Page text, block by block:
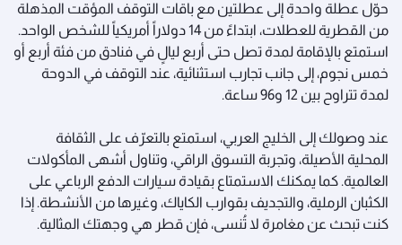
حوّل عطلة واحدة إلى عطلتين مع باقات التوقف المؤقت المذهلة
من القطرية للعطلات، ابتداءً من 14 دولاراً أمريكياً للشخص الواحد.
استمتع بالإقامة لمدة تصل حتى أربع ليالٍ في فنادق من فئة أربع أو
خمس نجوم، إلى جانب تجارب استثنائية، عند التوقف في الدوحة
لمدة تتراوح بين 12 و96 ساعة.
عند وصولك إلى الخليج العربي، استمتع بالتعرّف على الثقافة
المحلية الأصيلة، وتجربة التسوق الراقي، وتناول أشهى المأكولات
العالمية. كما يمكنك الاستمتاع بقيادة سيارات الدفع الرباعي على
الكثبان الرملية، والتجديف بقوارب الكاياك، وغيرها من الأنشطة. إذا
كنت تبحث عن مغامرة لا تُنسى، فإن قطر هي وجهتك المثالية.